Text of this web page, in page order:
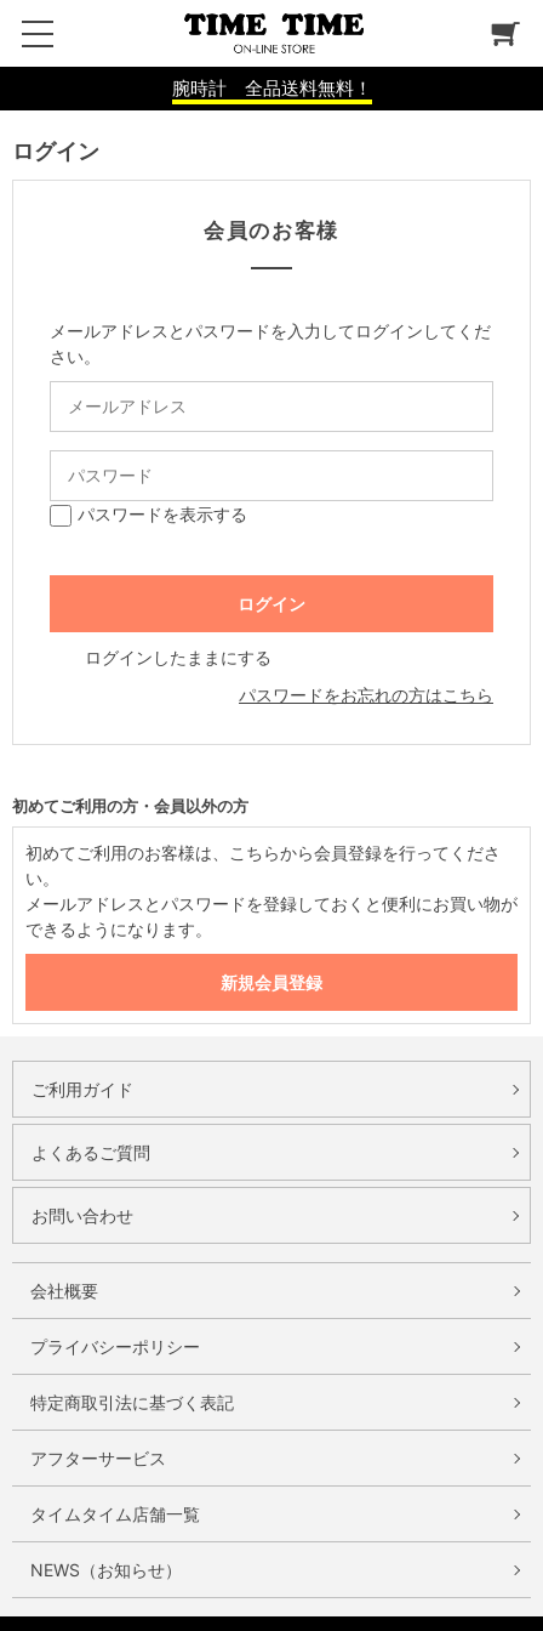
腕時計 全品送料無料！
ログイン
会員のお客様
メールアドレスとパスワードを入力してログインしてくだ
さい。
パスワードを表示する
ログインしたままにする
パスワードをお忘れの方はこちら
初めてご利用の方・会員以外の方
初めてご利用のお客様は、こちらから会員登録を行ってくださ
い。
メールアドレスとパスワードを登録しておくと便利にお買い物が
できるようになります。
ご利用ガイド
よくあるご質問
お問い合わせ
会社概要
プライバシーポリシー
特定商取引法に基づく表記
アフターサービス
タイムタイム店舗一覧
NEWS（お知らせ）